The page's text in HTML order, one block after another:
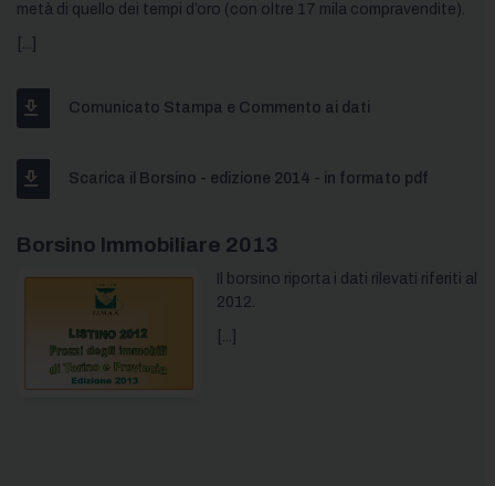
metà di quello dei tempi d’oro (con oltre 17 mila compravendite).
[...]
Comunicato Stampa e Commento ai dati
Scarica il Borsino - edizione 2014 - in formato pdf
Borsino Immobiliare 2013
Il borsino riporta i dati rilevati riferiti al
2012.
[...]